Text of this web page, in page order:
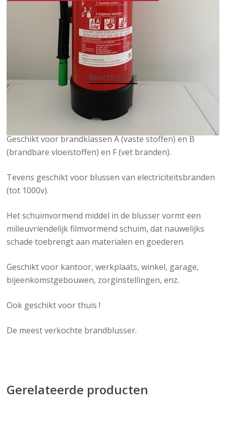
Brandblussers
Beschrijving
Geschikt voor brandklassen A (vaste stoffen) en B
(brandbare vloeistoffen) en F (vet branden).
Tevens geschikt voor blussen van electriciteitsbranden
(tot 1000v).
Het schuimvormend middel in de blusser vormt een
milieuvriendelijk filmvormend schuim, dat nauwelijks
schade toebrengt aan materialen en goederen.
Geschikt voor kantoor, werkplaats, winkel, garage,
bijeenkomstgebouwen, zorginstellingen, enz.
Ook geschikt voor thuis !
De meest verkochte brandblusser.
Gerelateerde producten